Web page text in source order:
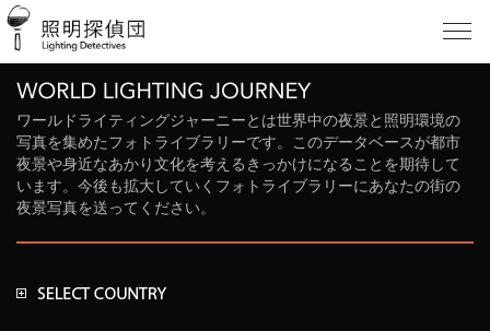
ワールドライティングジャーニーとは世界中の夜景と照明環境の
写真を集めたフォトライブラリーです。このデータベースが都市
夜景や身近なあかり文化を考えるきっかけになることを期待して
います。今後も拡大していくフォトライブラリーにあなたの街の
夜景写真を送ってください。